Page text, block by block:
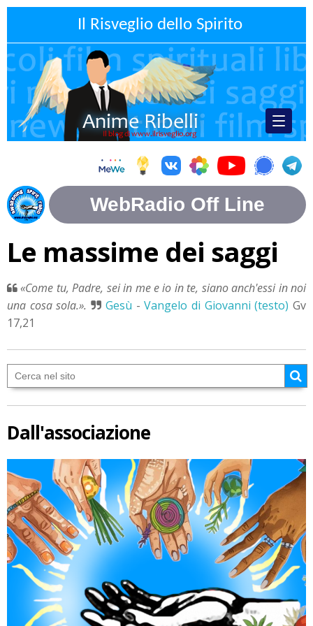
Il Risveglio dello Spirito
Le massime dei saggi
«Come tu, Padre, sei in me e io in te, siano anch'essi in noi
una cosa sola.».
Gesù -Vangelo di Giovanni (testo) Gv
17,21
Dall'associazione